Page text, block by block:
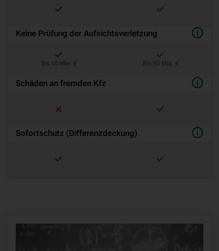
Keine Prüfung der Aufsichtsverletzung
Bis 10 Mio. € Bis 50 Mio. €
Schäden an fremden Kfz
Sofortschutz (Differenzdeckung)